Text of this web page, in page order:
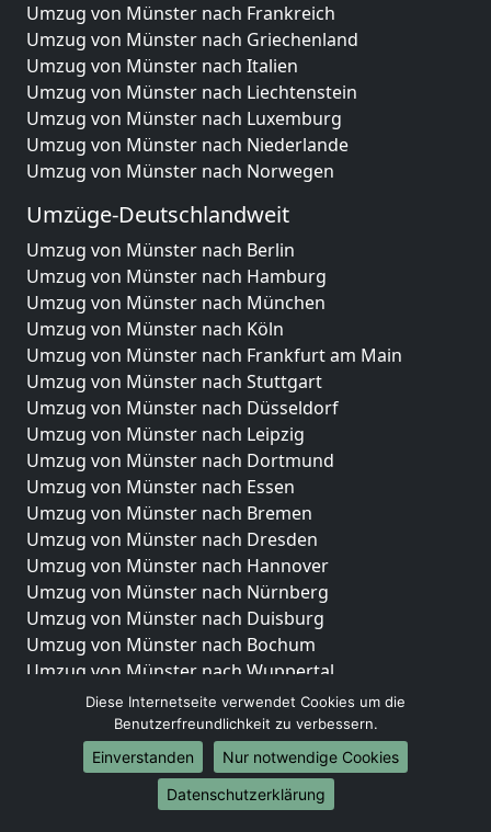
Umzug von Münster nach Frankreich
Umzug von Münster nach Griechenland
Umzug von Münster nach Italien
Umzug von Münster nach Liechtenstein
Umzug von Münster nach Luxemburg
Umzug von Münster nach Niederlande
Umzug von Münster nach Norwegen
Umzüge-Deutschlandweit
Umzug von Münster nach Berlin
Umzug von Münster nach Hamburg
Umzug von Münster nach München
Umzug von Münster nach Köln
Umzug von Münster nach Frankfurt am Main
Umzug von Münster nach Stuttgart
Umzug von Münster nach Düsseldorf
Umzug von Münster nach Leipzig
Umzug von Münster nach Dortmund
Umzug von Münster nach Essen
Umzug von Münster nach Bremen
Umzug von Münster nach Dresden
Umzug von Münster nach Hannover
Umzug von Münster nach Nürnberg
Umzug von Münster nach Duisburg
Umzug von Münster nach Bochum
Umzug von Münster nach Wuppertal
Umzug von Münster nach Bielefeld
Umzug von Münster nach Bonn
Umzug von Münster nach Münster
Internationale-Umzüge
Diese Internetseite verwendet Cookies um die
Benutzerfreundlichkeit zu verbessern.
Einverstanden
Nur notwendige Cookies
Datenschutzerklärung